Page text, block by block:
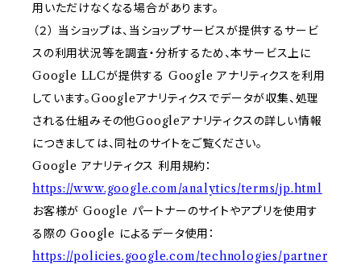
用いただけなくなる場合があります。
（２） 当ショップは、当ショップサービスが提供するサービ
スの利用状況等を調査・分析するため、本サービス上に
Google LLCが提供する Google アナリティクスを利用
しています。Googleアナリティクスでデータが収集、処理
される仕組みその他Googleアナリティクスの詳しい情報
につきましては、同社のサイトをご覧ください。
Google アナリティクス 利用規約：
https://www.google.com/analytics/terms/jp.html
お客様が Google パートナーのサイトやアプリを使用す
る際の Google によるデータ使用：
https://policies.google.com/technologies/partner